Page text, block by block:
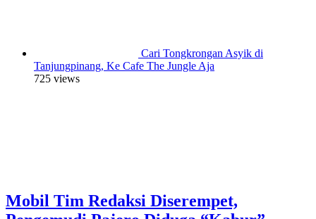
Cari Tongkrongan Asyik di
Tanjungpinang, Ke Cafe The Jungle Aja
725 views
Mobil Tim Redaksi Diserempet,